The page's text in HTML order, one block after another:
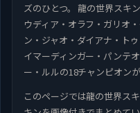
ズのひとつ。 龍の世界スキ
ウディア・オラフ・ガリオ
ン・ジャオ・ダイアナ・ト
イマーディンガー・パンテ
ー・ルルの18チャンピオン
このページでは龍の世界ス